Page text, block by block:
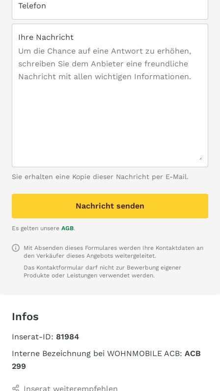
Telefon
Ihre Nachricht
Sie erhalten eine Kopie dieser Nachricht per E-Mail.
Nachricht senden
Es gelten unsere AGB.
Mit Absenden dieses Formulares werden Ihre Kontaktdaten an
den Verkäufer dieses Angebots weitergeleitet.
Das Kontaktformular darf nicht zur Bewerbung eigener
Produkte oder Leistungen verwendet werden.
Infos
Inserat-ID: 81984
Interne Bezeichnung bei WOHNMOBILE ACB: ACB
299
Inserat weiterempfehlen